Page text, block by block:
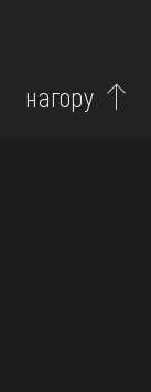
нагору